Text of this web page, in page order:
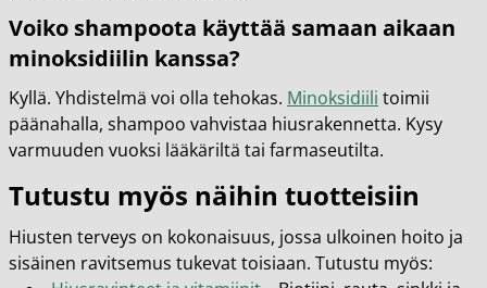
Voiko shampoota käyttää samaan aikaan
minoksidiilin kanssa?
Kyllä. Yhdistelmä voi olla tehokas. Minoksidiili toimii
päänahalla, shampoo vahvistaa hiusrakennetta. Kysy
varmuuden vuoksi lääkäriltä tai farmaseutilta.
Tutustu myös näihin tuotteisiin
Hiusten terveys on kokonaisuus, jossa ulkoinen hoito ja
sisäinen ravitsemus tukevat toisiaan. Tutustu myös: